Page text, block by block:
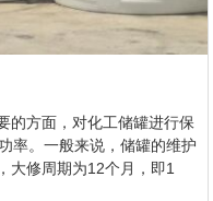
的方面，对化工储罐进行保
率。一般来说，储罐的维护
大修周期为12个月，即1